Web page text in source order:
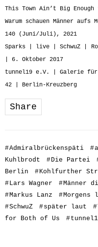
This Town Ain’t Big
Warum schauen Männer aufs
140 (Juni/Juli), 2021
Sparks | live | SchwuZ |
| 6. Oktober 2017
tunnel19 e.V. | Galerie
42 | Berlin-Kreuzberg
Share
#Admiralbrückenspäti #
Kuhlbrodt
# Die Partei
Berlin
# Kohlfurther
# Lars Wagner #Männer
#Markus Lanz #Morgens
#SchwuZ #später laut #
for Both of Us
#